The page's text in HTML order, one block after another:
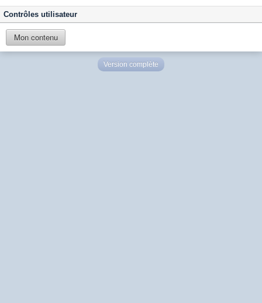
Contrôles utilisateur
Mon contenu
Version complète